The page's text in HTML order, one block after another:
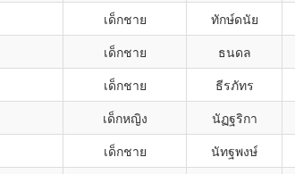
เด็กชาย ทักษ์ดนัย
เด็กชาย ธนดล
เด็กชาย ธีรภัทร
เด็กหญิง นัฏฐริกา
เด็กชาย นัทฐพงษ์